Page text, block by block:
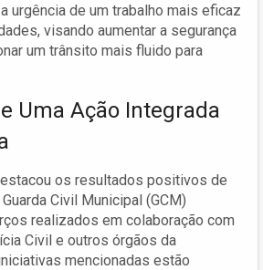
urgência de um trabalho mais eficaz
visando aumentar a segurança
um trânsito mais fluido para
Uma Ação Integrada
os resultados positivos de
Civil Municipal (GCM)
realizados em colaboração com
Civil e outros órgãos da
mencionadas estão